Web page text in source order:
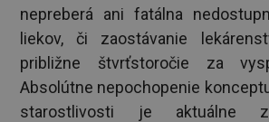
nepreberá ani fatálna
liekov, či zaostávanie
približne štvrťstoročie za
Absolútne nepochopenie
starostlivosti je aktuálne